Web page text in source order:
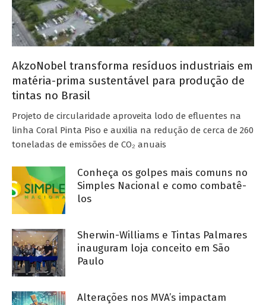
AkzoNobel transforma resíduos industriais em
matéria-prima sustentável para produção de
tintas no Brasil
Projeto de circularidade aproveita lodo de efluentes na
linha Coral Pinta Piso e auxilia na redução de cerca de 260
toneladas de emissões de CO₂ anuais
Conheça os golpes mais comuns no
Simples Nacional e como combatê-
los
Sherwin-Williams e Tintas Palmares
inauguram loja conceito em São
Paulo
Alterações nos MVA’s impactam